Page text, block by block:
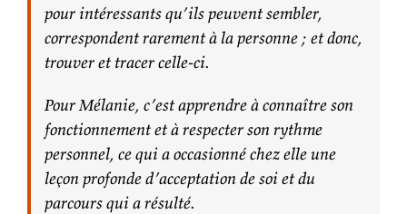
pour intéressants qu’ils peuvent sembler,
correspondent rarement à la personne ; et donc,
trouver et tracer celle-ci.
Pour Mélanie, c’est apprendre à connaître son
fonctionnement et à respecter son rythme
personnel, ce qui a occasionné chez elle une
leçon profonde d’acceptation de soi et du
parcours qui a résulté.